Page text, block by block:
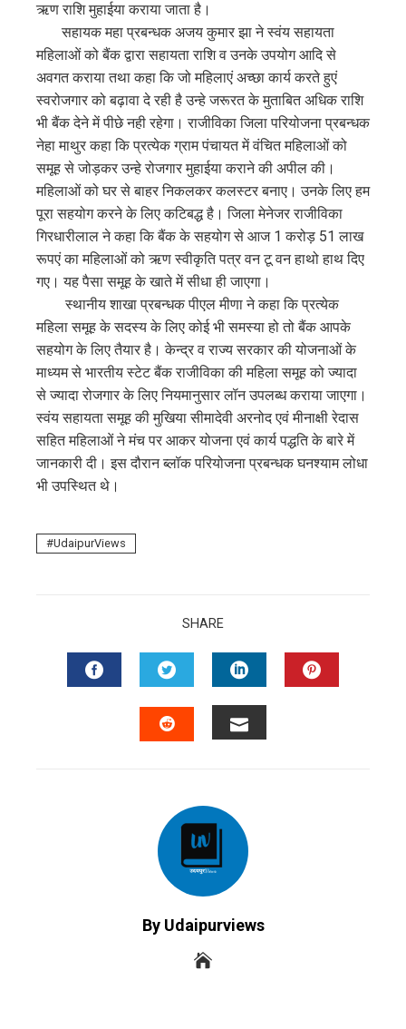
ऋण राशि मुहाईया कराया जाता है।
सहायक महा प्रबन्धक अजय कुमार झा ने स्वंय सहायता
महिलाओं को बैंक द्वारा सहायता राशि व उनके उपयोग आदि से
अवगत कराया तथा कहा कि जो महिलाएं अच्छा कार्य करते हुएं
स्वरोजगार को बढ़ावा दे रही है उन्हे जरूरत के मुताबित अधिक राशि
भी बैंक देने में पीछे नही रहेगा। राजीविका जिला परियोजना प्रबन्धक
नेहा माथुर कहा कि प्रत्येक ग्राम पंचायत में वंचित महिलाओं को
समूह से जोड़कर उन्हे रोजगार मुहाईया कराने की अपील की।
महिलाओं को घर से बाहर निकलकर कलस्टर बनाए। उनके लिए हम
पूरा सहयोग करने के लिए कटिबद्ध है। जिला मेनेजर राजीविका
गिरधारीलाल ने कहा कि बैंक के सहयोग से आज 1 करोड़ 51 लाख
रूपएं का महिलाओं को ऋण स्वीकृति पत्र वन टू वन हाथो हाथ दिए
गए। यह पैसा समूह के खाते में सीधा ही जाएगा।
स्थानीय शाखा प्रबन्धक पीएल मीणा ने कहा कि प्रत्येक
महिला समूह के सदस्य के लिए कोई भी समस्या हो तो बैंक आपके
सहयोग के लिए तैयार है। केन्द्र व राज्य सरकार की योजनाओं के
माध्यम से भारतीय स्टेट बैंक राजीविका की महिला समूह को ज्यादा
से ज्यादा रोजगार के लिए नियमानुसार लॉन उपलब्ध कराया जाएगा।
स्वंय सहायता समूह की मुखिया सीमादेवी अरनोद एवं मीनाक्षी रेदास
सहित महिलाओं ने मंच पर आकर योजना एवं कार्य पद्धति के बारे में
जानकारी दी। इस दौरान ब्लॉक परियोजना प्रबन्धक घनश्याम लोधा
भी उपस्थित थे।
UdaipurViews
SHARE
FACEBOOKTWITTERLINKEDIN
By Udaipurviews